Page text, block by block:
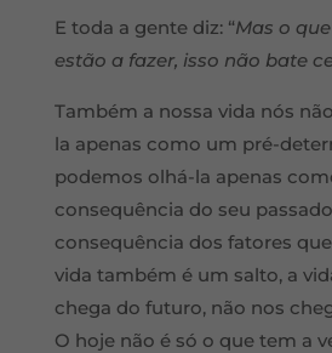
E toda a gente diz: “Mas o
estão a fazer, isso não bate
Também a nossa vida nós
la apenas como um pré-
podemos olhá-la apenas
consequência do seu
consequência dos fatores
vida também é um salto, a
chega do futuro, não nos
O hoje não é só o que tem a